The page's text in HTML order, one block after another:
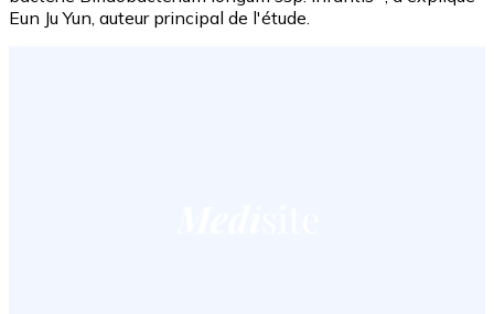
Eun Ju Yun, auteur principal de l'étude.